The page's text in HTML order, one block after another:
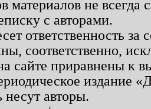
материалов не
с авторами.
ответственность
соответственно,
сайте приравнены к
издание
авторы.